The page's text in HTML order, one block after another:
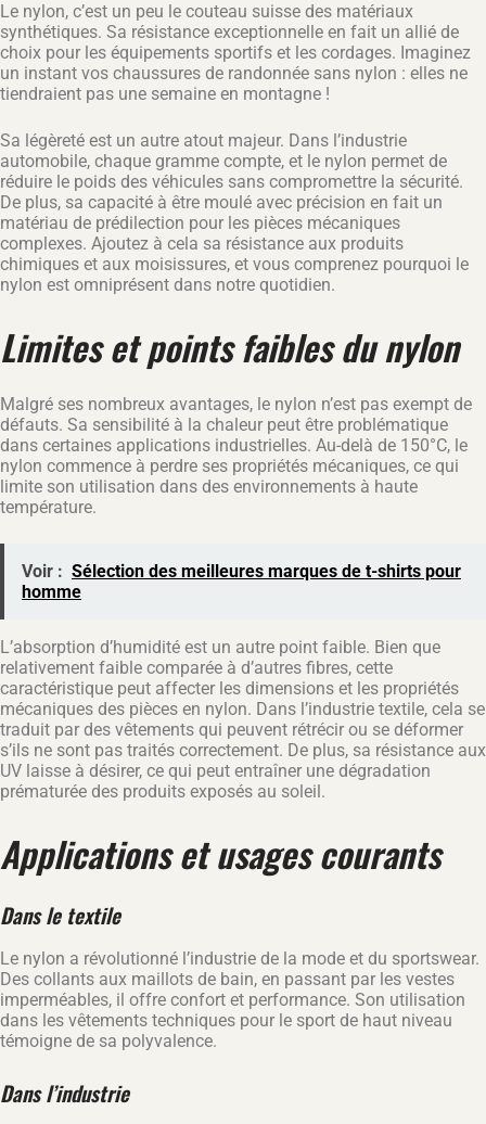
Le nylon, c’est un peu le couteau suisse des matériaux
synthétiques. Sa résistance exceptionnelle en fait un allié de
choix pour les équipements sportifs et les cordages. Imaginez
un instant vos chaussures de randonnée sans nylon : elles ne
tiendraient pas une semaine en montagne !
Sa légèreté est un autre atout majeur. Dans l’industrie
automobile, chaque gramme compte, et le nylon permet de
réduire le poids des véhicules sans compromettre la sécurité.
De plus, sa capacité à être moulé avec précision en fait un
matériau de prédilection pour les pièces mécaniques
complexes. Ajoutez à cela sa résistance aux produits
chimiques et aux moisissures, et vous comprenez pourquoi le
nylon est omniprésent dans notre quotidien.
Limites et points faibles du nylon
Malgré ses nombreux avantages, le nylon n’est pas exempt de
défauts. Sa sensibilité à la chaleur peut être problématique
dans certaines applications industrielles. Au-delà de 150°C, le
nylon commence à perdre ses propriétés mécaniques, ce qui
limite son utilisation dans des environnements à haute
température.
Voir : Sélection des meilleures marques de t-shirts pour
homme
L’absorption d’humidité est un autre point faible. Bien que
relativement faible comparée à d’autres fibres, cette
caractéristique peut affecter les dimensions et les propriétés
mécaniques des pièces en nylon. Dans l’industrie textile, cela se
traduit par des vêtements qui peuvent rétrécir ou se déformer
s’ils ne sont pas traités correctement. De plus, sa résistance aux
UV laisse à désirer, ce qui peut entraîner une dégradation
prématurée des produits exposés au soleil.
Applications et usages courants
Dans le textile
Le nylon a révolutionné l’industrie de la mode et du sportswear.
Des collants aux maillots de bain, en passant par les vestes
imperméables, il offre confort et performance. Son utilisation
dans les vêtements techniques pour le sport de haut niveau
témoigne de sa polyvalence.
Dans l’industrie